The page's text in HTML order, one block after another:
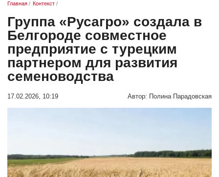
Главная / Контекст /
Группа «Русагро» создала в
Белгороде совместное
предприятие с турецким
партнером для развития
семеноводства
17.02.2026, 10:19 Автор: Полина Парадовская